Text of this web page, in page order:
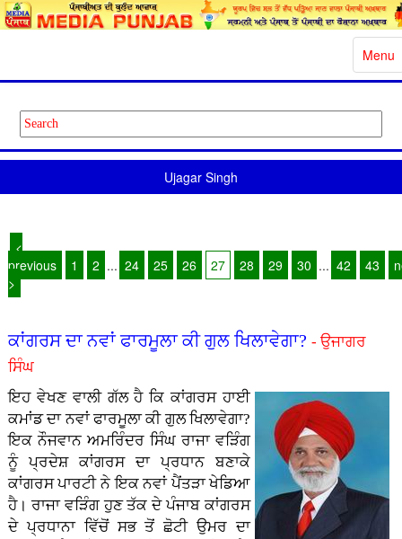
Toggle
Menu
Ujagar Singh
<
previous
1 2 ... 24 25 26 27 28 29 30 ... 42 43
>
ਕਾਂਗਰਸ ਦਾ ਨਵਾਂ ਫਾਰਮੂਲਾ ਕੀ ਗੁਲ ਖਿਲਾਵੇਗਾ? - ਉਜਾਗਰ
ਸਿੰਘ
ਇਹ ਵੇਖਣ ਵਾਲੀ ਗੱਲ ਹੈ ਕਿ ਕਾਂਗਰਸ ਹਾਈ
ਕਮਾਂਡ ਦਾ ਨਵਾਂ ਫਾਰਮੂਲਾ ਕੀ ਗੁਲ ਖਿਲਾਵੇਗਾ?
ਇਕ ਨੌਜਵਾਨ ਅਮਰਿੰਦਰ ਸਿੰਘ ਰਾਜਾ ਵੜਿੰਗ
ਨੂੰ ਪ੍ਰਦੇਸ਼ ਕਾਂਗਰਸ ਦਾ ਪ੍ਰਧਾਨ ਬਣਾਕੇ
ਕਾਂਗਰਸ ਪਾਰਟੀ ਨੇ ਇਕ ਨਵਾਂ ਪੈਂਤੜਾ ਖੇਡਿਆ
ਹੈ। ਰਾਜਾ ਵੜਿੰਗ ਹੁਣ ਤੱਕ ਦੇ ਪੰਜਾਬ ਕਾਂਗਰਸ
ਦੇ ਪ੍ਰਧਾਨਾ ਵਿੱਚੋਂ ਸਭ ਤੋਂ ਛੋਟੀ ਉਮਰ ਦਾ